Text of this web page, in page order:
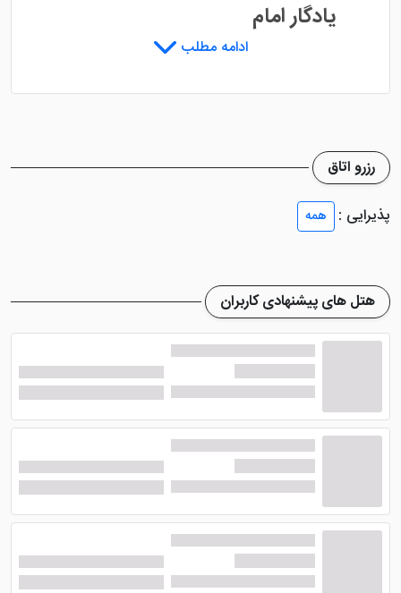
یادگار امام
نمایشگاه بین المللی، مجموعه سعدآباد، تجریش و
مسیرهای شمال شهر، برای بسیاری از سفرهای کاری، رسمی،
خانوادگی و تشریفاتی انتخابی جدی محسوب می شود.
شد، پس از بازسازی گسترده با واحدهای اقامتی متنوع،
رستوران های مختلف، سالن های همایش و ضیافت، کلوپ
ورزشی، پارکینگ وسیع و خدمات هتلی کامل فعالیت می
از نگاه کارشناس پرشین هتل، هتل آزادی تهران برای
مسافرانی مناسب تر است که هم کیفیت اقامت برایشان مهم
است و هم می خواهند به شمال، شمال غرب و بخشی از مرکز
تهران دسترسی قابل قبولی داشته باشند.
این محتوا چطور تهیه شده است؟
ادامه مطلب
رزرو اتاق
پذیرایی :
همه
هتل های پیشنهادی کاربران